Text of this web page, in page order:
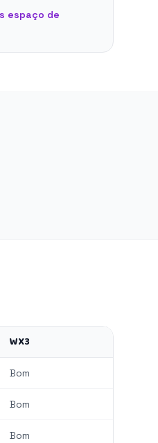
espaço de
WX3
Bom
Bom
Bom